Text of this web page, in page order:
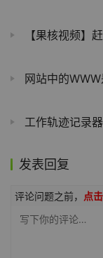
【果核视频】赶
网站中的
工作轨迹记录
发表回复
评论问题之前， 点